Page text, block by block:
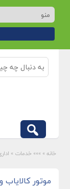
خانه » »»» خدمات »
موتور کالایاب